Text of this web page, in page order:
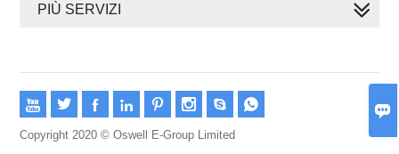

PIÙ SERVIZI
       
Copyright 2020 © Oswell E-Group Limited